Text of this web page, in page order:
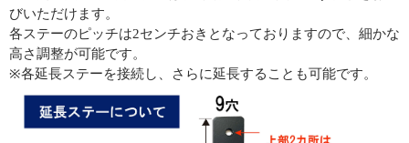
びいただけます。
各ステーのピッチは2センチおきとなっておりますので、細かな
高さ調整が可能です。
※各延長ステーを接続し、さらに延長することも可能です。